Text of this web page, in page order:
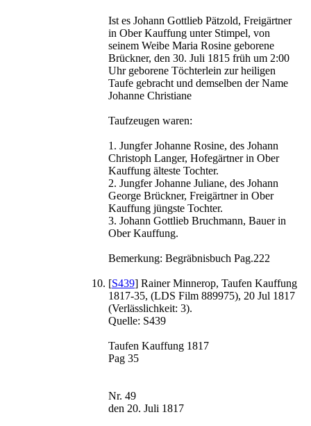
Ist es Johann Gottlieb Pätzold, Freigärtner
in Ober Kauffung unter Stimpel, von
seinem Weibe Maria Rosine geborene
Brückner, den 30. Juli 1815 früh um 2:00
Uhr geborene Töchterlein zur heiligen
Taufe gebracht und demselben der Name
Johanne Christiane
Taufzeugen waren:
1. Jungfer Johanne Rosine, des Johann
Christoph Langer, Hofegärtner in Ober
Kauffung älteste Tochter.
2. Jungfer Johanne Juliane, des Johann
George Brückner, Freigärtner in Ober
Kauffung jüngste Tochter.
3. Johann Gottlieb Bruchmann, Bauer in
Ober Kauffung.
Bemerkung: Begräbnisbuch Pag.222
[S439] Rainer Minnerop, Taufen Kauffung
1817-35, (LDS Film 889975), 20 Jul 1817
(Verlässlichkeit: 3).
Quelle: S439
Taufen Kauffung 1817
Pag 35
Nr. 49
den 20. Juli 1817